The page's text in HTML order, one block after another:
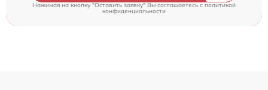
Нажимая на кнопку "Оставить заявку" Вы соглашаетесь c политикой
конфиденциальности